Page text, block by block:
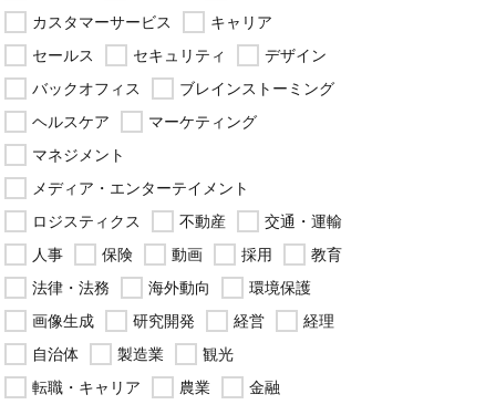
カスタマーサービス
キャリア
セールス
セキュリティ
デザイン
バックオフィス
ブレインストーミング
ヘルスケア
マーケティング
マネジメント
メディア・エンターテイメント
ロジスティクス
不動産
交通・運輸
人事
保険 動画 採用
教育
法律・法務
海外動向
環境保護
画像生成
研究開発 経営
経理
自治体
製造業
観光
転職・キャリア
農業 金融